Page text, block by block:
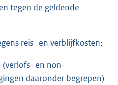
tegen de geldende
reis- en verblijfkosten;
(verlofs- en non-
daaronder begrepen)